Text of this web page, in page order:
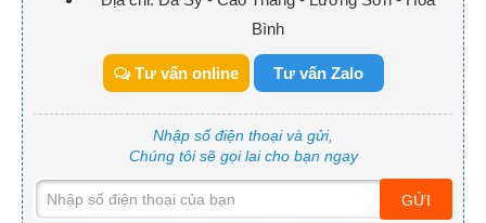
Bình
Tư vấn online Tư vấn Zalo
Nhập số điện thoại và gửi,
Chúng tôi sẽ gọi lai cho bạn ngay
GỬI